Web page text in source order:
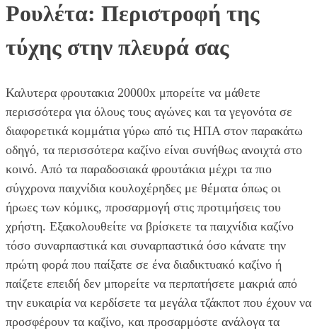
Ρουλέτα: Περιστροφή της
τύχης στην πλευρά σας
Καλυτερα φρουτακια 20000x μπορείτε να μάθετε
περισσότερα για όλους τους αγώνες και τα γεγονότα σε
διαφορετικά κομμάτια γύρω από τις ΗΠΑ στον παρακάτω
οδηγό, τα περισσότερα καζίνο είναι συνήθως ανοιχτά στο
κοινό. Από τα παραδοσιακά φρουτάκια μέχρι τα πιο
σύγχρονα παιχνίδια κουλοχέρηδες με θέματα όπως οι
ήρωες των κόμικς, προσαρμογή στις προτιμήσεις του
χρήστη. Εξακολουθείτε να βρίσκετε τα παιχνίδια καζίνο
τόσο συναρπαστικά και συναρπαστικά όσο κάνατε την
πρώτη φορά που παίξατε σε ένα διαδικτυακό καζίνο ή
παίζετε επειδή δεν μπορείτε να περπατήσετε μακριά από
την ευκαιρία να κερδίσετε τα μεγάλα τζάκποτ που έχουν να
προσφέρουν τα καζίνο, και προσαρμόστε ανάλογα τα